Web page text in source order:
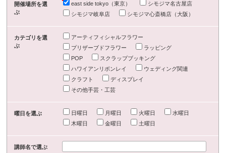
開催場所を選
ぶ
east side tokyo（東京）
シモジマ名古屋店
シモジマ岐阜店
シモジマ心斎橋店（大阪）
カテゴリを選
ぶ
アーティフィシャルフラワー
プリザーブドフラワー
ラッピング
POP
スクラップブッキング
ハワイアンリボンレイ
ウェディング関連
クラフト
ディスプレイ
その他手芸・工芸
曜日を選ぶ 日曜日 月曜日 火曜日
水曜日
木曜日
金曜日 土曜日
講師名で選ぶ